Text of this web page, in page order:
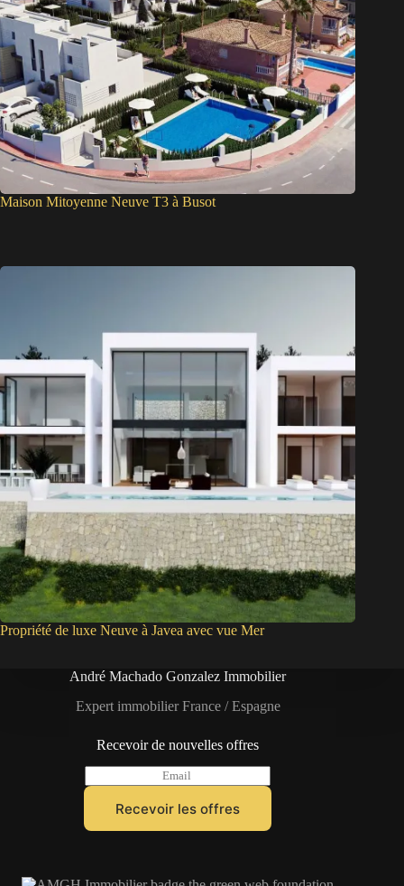
Maison Mitoyenne Neuve T3 à Busot
Propriété de luxe Neuve à Javea avec vue Mer
André Machado Gonzalez Immobilier
Expert immobilier France / Espagne
Recevoir de nouvelles offres
m
l
Recevoir les offres